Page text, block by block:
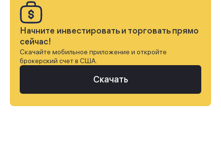
Начните инвестировать и торговать прямо
сейчас!
Скачайте мобильное приложение и откройте
брокерский счет в США.
Скачать